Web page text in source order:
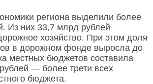
региона выделили более
Из них 33,7 млрд рублей
хозяйство. При этом доля
в дорожном фонде выросла до
местных бюджетов составила
— более трети всех
бюджета.